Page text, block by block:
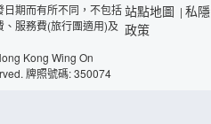
期而有所不同，不包括
服務費(旅行團適用)及
Kong Wing On
牌照號碼: 350074
站點地圖 | 私隱
政策